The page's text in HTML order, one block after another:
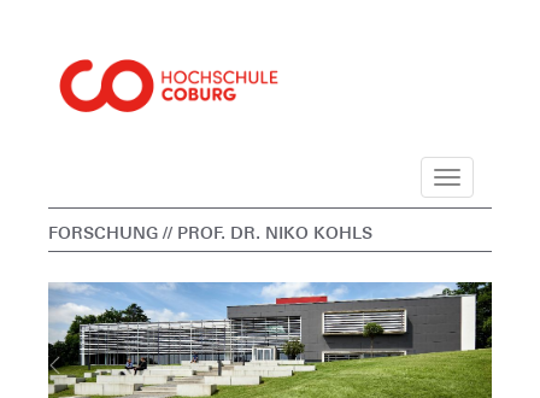
Navigation
FORSCHUNG // PROF. DR. NIKO KOHLS